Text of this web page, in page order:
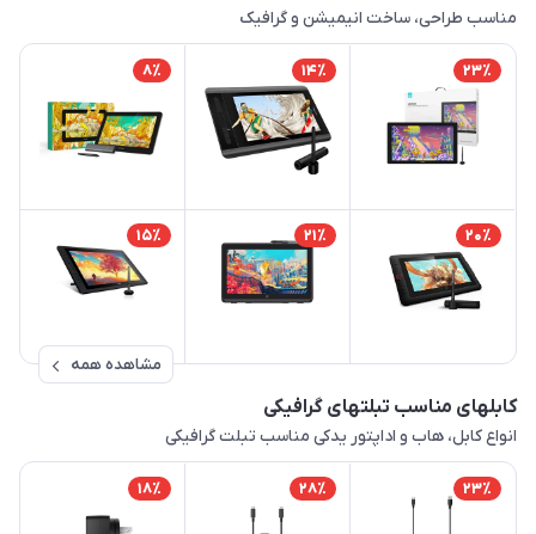
مناسب طراحی، ساخت انیمیشن و گرافیک
23٪ 14٪ 8٪
20٪ 21٪ 15٪
مشاهده همه
کابلهای مناسب تبلتهای گرافیکی
انواع کابل، هاب و اداپتور یدکی مناسب تبلت گرافیکی
23٪ 28٪ 18٪